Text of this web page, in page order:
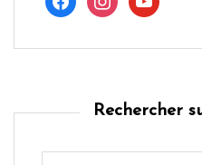
Rechercher
Rechercher :